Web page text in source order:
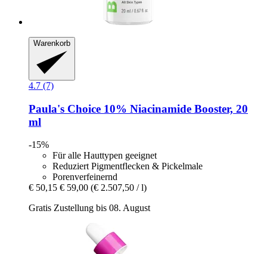
Warenkorb
4.7 (7)
Paula's Choice 10% Niacinamide Booster, 20
ml
-15%
Für alle Hauttypen geeignet
Reduziert Pigmentflecken & Pickelmale
Porenverfeinernd
€ 50,15 € 59,00 (€ 2.507,50 / l)
Gratis Zustellung bis 08. August